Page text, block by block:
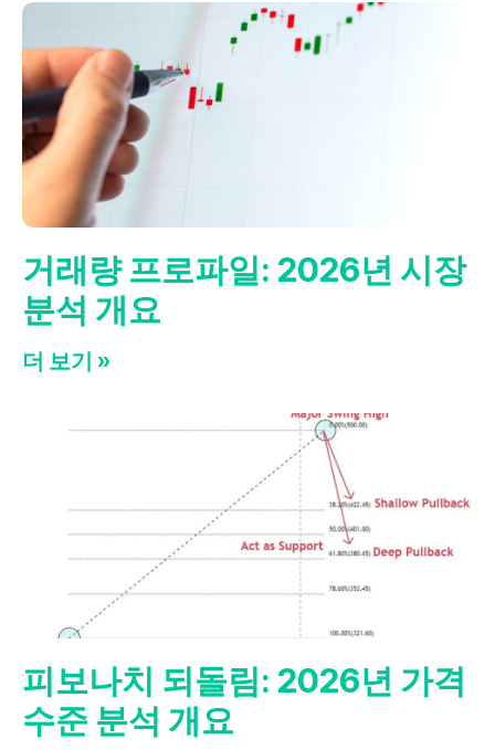
거래량 프로파일: 2026년 시장
분석 개요
더 보기 »
피보나치 되돌림: 2026년 가격
수준 분석 개요